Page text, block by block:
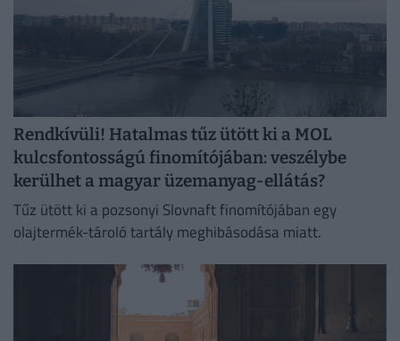
Rendkívüli! Hatalmas tűz ütött ki a MOL
kulcsfontosságú finomítójában: veszélybe
kerülhet a magyar üzemanyag-ellátás?
Tűz ütött ki a pozsonyi Slovnaft finomítójában egy
olajtermék-tároló tartály meghibásodása miatt.